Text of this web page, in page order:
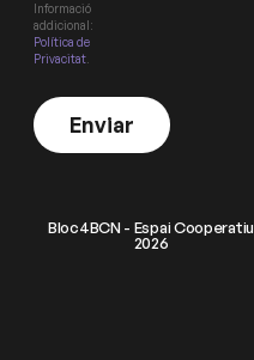
Informació
addicional:
Política de
Privacitat
Enviar
Bloc4BCN - Espai Cooperatiu
2026